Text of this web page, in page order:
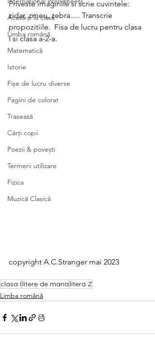
Acasă și la clasă
Limba română
Matematică
Istorie
Fișe de lucru diverse
Pagini de colorat
Trasează
Cărți copii
Poezii & povești
Termeni utilizare
Fizica
Muzică Clasică
Priveste imaginile si scrie cuvintele:
zidar, zmeu, zebra..... Transcrie
propozitiile.  Fisa de lucru pentru clasa
I si clasa a-2-a.
copyright A.C.Stranger mai 2023
clasa I litere de mana litera Z
Limba română